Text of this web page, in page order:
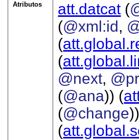
Atributos att.datcat(
(@xml:id,
(
(
@next,
(@ana)) (
(@change
(